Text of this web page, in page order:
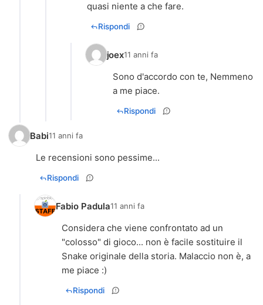
quasi niente a che fare.
Rispondi
joex11 anni fa
Sono d'accordo con te, Nemmeno
a me piace.
Rispondi
Babi11 anni fa
Le recensioni sono pessime...
Rispondi
Fabio Padula11 anni fa
Considera che viene confrontato ad un
"colosso" di gioco... non è facile sostituire il
Snake originale della storia. Malaccio non è, a
me piace :)
Rispondi